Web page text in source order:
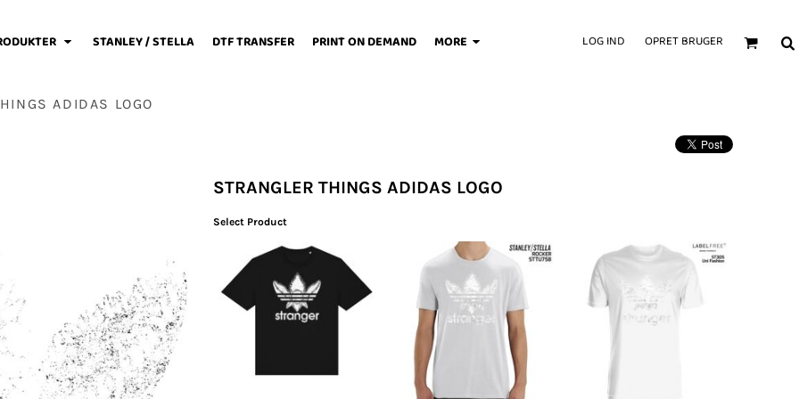
STANLEY / STELLA DTF TRANSFER PRINT ON DEMAND MORE LOG IND OPRET BRUGER
ADIDAS LOGO
STRANGLER THINGS ADIDAS LOGO
Select Product
Fodboldtøj Forklæder Jakker / Softshell